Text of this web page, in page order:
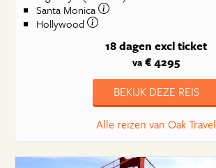
Santa Monica
Hollywood
18 dagen excl ticket
va € 4295
BEKIJK DEZE REIS
Alle reizen van Oak Travel